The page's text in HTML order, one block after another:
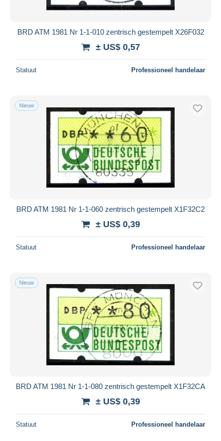
BRD ATM 1981 Nr 1-1-010 zentrisch gestempelt X26F032
± US$ 0,57
Statuut Professioneel handelaar
Nieuw
BRD ATM 1981 Nr 1-1-060 zentrisch gestempelt X1F32C2
± US$ 0,39
Statuut Professioneel handelaar
Nieuw
BRD ATM 1981 Nr 1-1-080 zentrisch gestempelt X1F32CA
± US$ 0,39
Statuut Professioneel handelaar